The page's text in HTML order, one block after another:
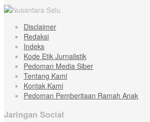
Disclaimer
Redaksi
Indeks
Kode Etik Jurnalistik
Pedoman Media Siber
Tentang Kami
Kontak Kami
Pedoman Pemberitaan Ramah Anak
Jaringan Social